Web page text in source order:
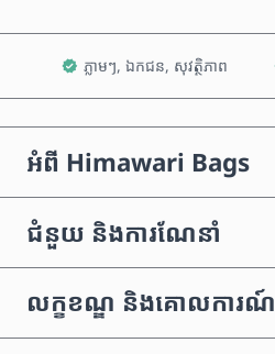
ភ្លាមៗ, ឯកជន, សុវត្ថិភាព
អំពី Himawari Bags
ជំនួយ និងការណែនាំ
លក្ខខណ្ឌ និងគោលការណ៍